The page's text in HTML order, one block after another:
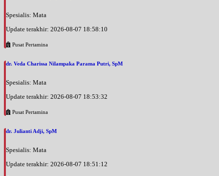
Spesialis: Mata
Update terakhir: 2026-08-07 18:58:10
Pusat Pertamina
dr. Veda Charissa Nilampaka Parama Putri, SpM
Spesialis: Mata
Update terakhir: 2026-08-07 18:53:32
Pusat Pertamina
dr. Julianti Adji, SpM
Spesialis: Mata
Update terakhir: 2026-08-07 18:51:12